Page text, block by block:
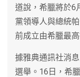
道說，希臘將於6
黨領導人與總統
前成立由希臘最
據雅典通訊社消
選舉。16日，希